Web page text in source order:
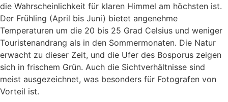
die Wahrscheinlichkeit für klaren Himmel am höchsten ist.
Der Frühling (April bis Juni) bietet angenehme
Temperaturen um die 20 bis 25 Grad Celsius und weniger
Touristenandrang als in den Sommermonaten. Die Natur
erwacht zu dieser Zeit, und die Ufer des Bosporus zeigen
sich in frischem Grün. Auch die Sichtverhältnisse sind
meist ausgezeichnet, was besonders für Fotografen von
Vorteil ist.